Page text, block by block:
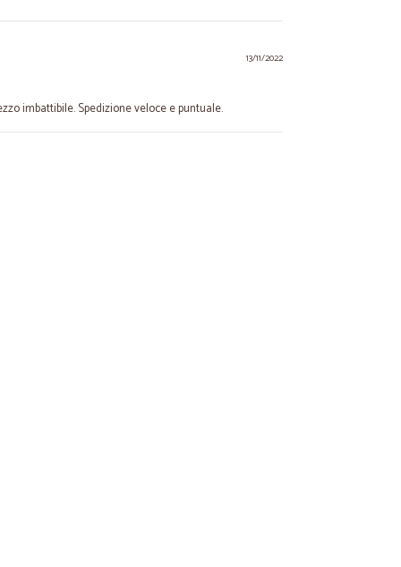
13/11/2022
imbattibile. Spedizione veloce e puntuale.
venditore serio e preciso